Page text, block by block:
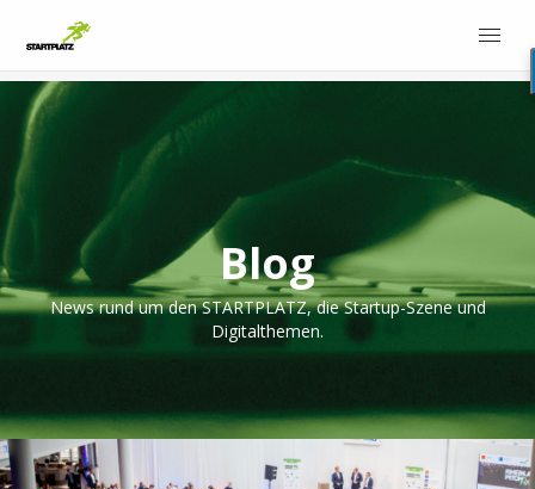
Blog
News rund um den STARTPLATZ, die Startup-Szene und
Digitalthemen.